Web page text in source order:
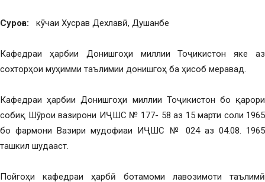
Суроға: кӯчаи Хусрав Дехлавӣ, Душанбе
Кафедраи ҳарбии Донишгоҳи миллии Тоҷикистон яке аз
сохторҳои муҳимми таълимии донишгоҳ ба ҳисоб меравад.
Кафедраи ҳарбии Донишгоҳи миллии Тоҷикистон бо қарори
собиқ Шӯрои вазирони ИҶШС № 177- 58 аз 15 марти соли 1965
бо фармони Вазири мудофиаи ИҶШС № 024 аз 04.08. 1965
ташкил шудааст.
Пойгоҳи кафедраи ҳарбӣ ботамоми лавозимоти таълимӣ